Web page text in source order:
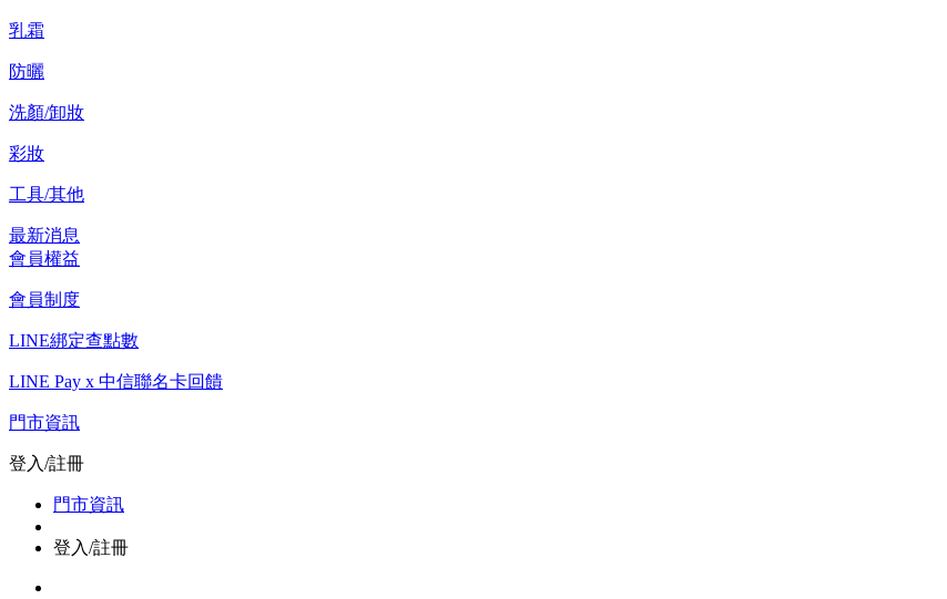
乳霜
防曬
洗顏/卸妝
彩妝
工具/其他
最新消息
會員權益
會員制度
LINE綁定查點數
LINE Pay x 中信聯名卡回饋
門市資訊
登入/註冊
門市資訊
登入/註冊